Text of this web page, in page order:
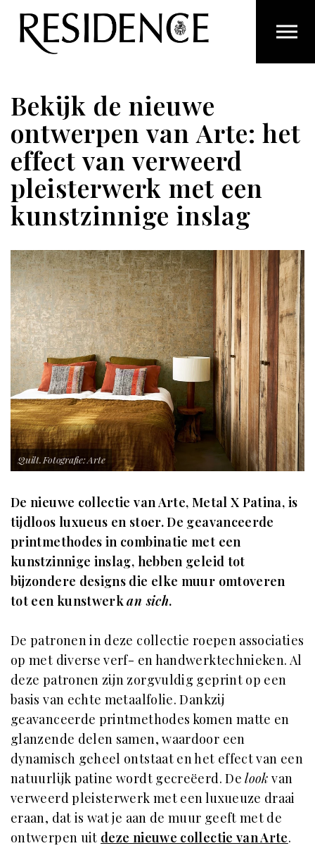
Overslaan en ga direct naar de inhoud
Bekijk de nieuwe
ontwerpen van Arte: het
effect van verweerd
pleisterwerk met een
kunstzinnige inslag
Quilt. Fotografie: Arte
De nieuwe collectie van Arte, Metal X Patina, is
tijdloos luxueus en stoer. De geavanceerde
printmethodes in combinatie met een
kunstzinnige inslag, hebben geleid tot
bijzondere designs die elke muur omtoveren
tot een kunstwerkan sich.
De patronen in deze collectie roepen associaties
op met diverse verf- en handwerktechnieken. Al
deze patronen zijn zorgvuldig geprint op een
basis van echte metaalfolie. Dankzij
geavanceerde printmethodes komen matte en
glanzende delen samen, waardoor een
dynamisch geheel ontstaat en het effect van een
natuurlijk patine wordt gecreëerd. Delook van
verweerd pleisterwerk met een luxueuze draai
eraan, dat is wat je aan de muur geeft met de
ontwerpen uit deze nieuwe collectie van Arte.